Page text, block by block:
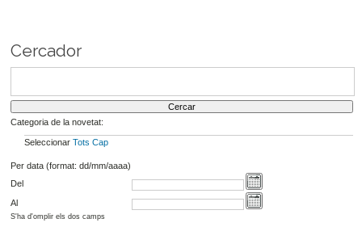
Cercador
Categoria de la novetat:
Seleccionar Tots Cap
Per data (format: dd/mm/aaaa)
Del
Al
S'ha d'omplir els dos camps